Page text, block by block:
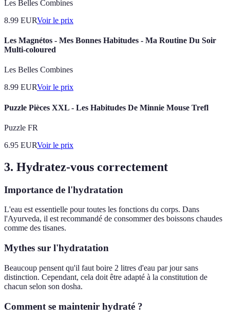
Les Belles Combines
8.99 EURVoir le prix
Les Magnétos - Mes Bonnes Habitudes - Ma Routine Du Soir
Multi-coloured
Les Belles Combines
8.99 EURVoir le prix
Puzzle Pièces XXL - Les Habitudes De Minnie Mouse Trefl
Puzzle FR
6.95 EURVoir le prix
3. Hydratez-vous correctement
Importance de l'hydratation
L'eau est essentielle pour toutes les fonctions du corps. Dans
l'Ayurveda, il est recommandé de consommer des boissons chaudes
comme des tisanes.
Mythes sur l'hydratation
Beaucoup pensent qu'il faut boire 2 litres d'eau par jour sans
distinction. Cependant, cela doit être adapté à la constitution de
chacun selon son dosha.
Comment se maintenir hydraté ?